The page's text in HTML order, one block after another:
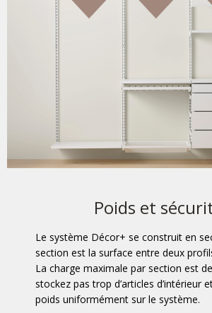
Poids et
Le système Décor+ se construit en
section est la surface entre deux
La charge maximale par section est
stockez pas trop d’articles d’intérieur
poids uniformément sur le système.